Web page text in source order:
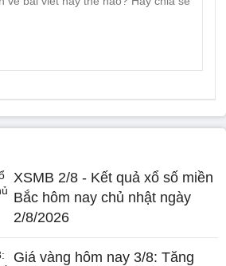
XSMB 2/8 - Kết quả xổ số miền
Bắc hôm nay chủ nhật ngày
2/8/2026
Giá vàng hôm nay 3/8: Tăng